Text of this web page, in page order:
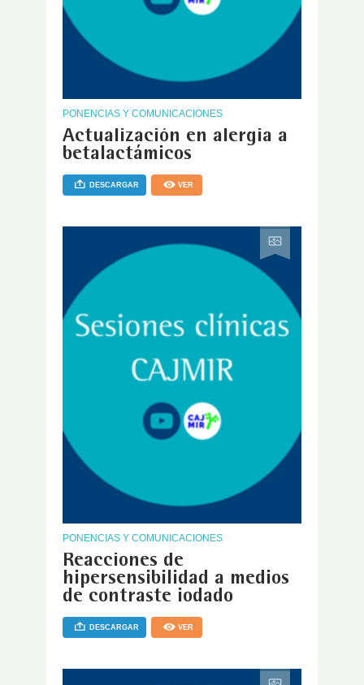
PONENCIAS Y COMUNICACIONES
Actualización en alergia a
betalactámicos
DESCARGAR VER
PONENCIAS Y COMUNICACIONES
Reacciones de
hipersensibilidad a medios
de contraste iodado
DESCARGAR VER